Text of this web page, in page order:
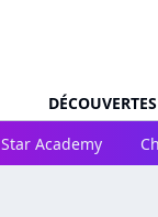
DÉCOUVERTES
Star Academy